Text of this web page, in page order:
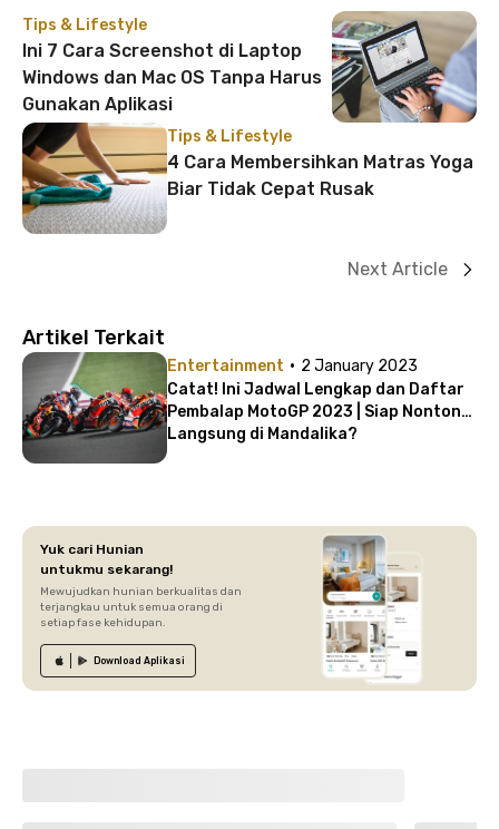
Tips & Lifestyle
Ini 7 Cara Screenshot di Laptop
Windows dan Mac OS Tanpa Harus
Gunakan Aplikasi
Tips & Lifestyle
4 Cara Membersihkan Matras Yoga
Biar Tidak Cepat Rusak
Next Article
Artikel Terkait
Entertainment · 2 January 2023
Catat! Ini Jadwal Lengkap dan Daftar
Pembalap MotoGP 2023 | Siap Nonton
Langsung di Mandalika?
Yuk cari Hunian
untukmu sekarang!
Mewujudkan hunian berkualitas dan
terjangkau untuk semua orang di
setiap fase kehidupan.
Download Aplikasi